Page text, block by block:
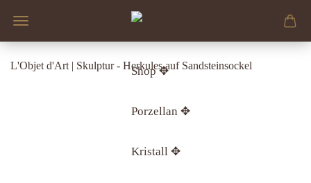
L'Objet d'Art | Skulptur - Herkules auf Sandsteinsockel